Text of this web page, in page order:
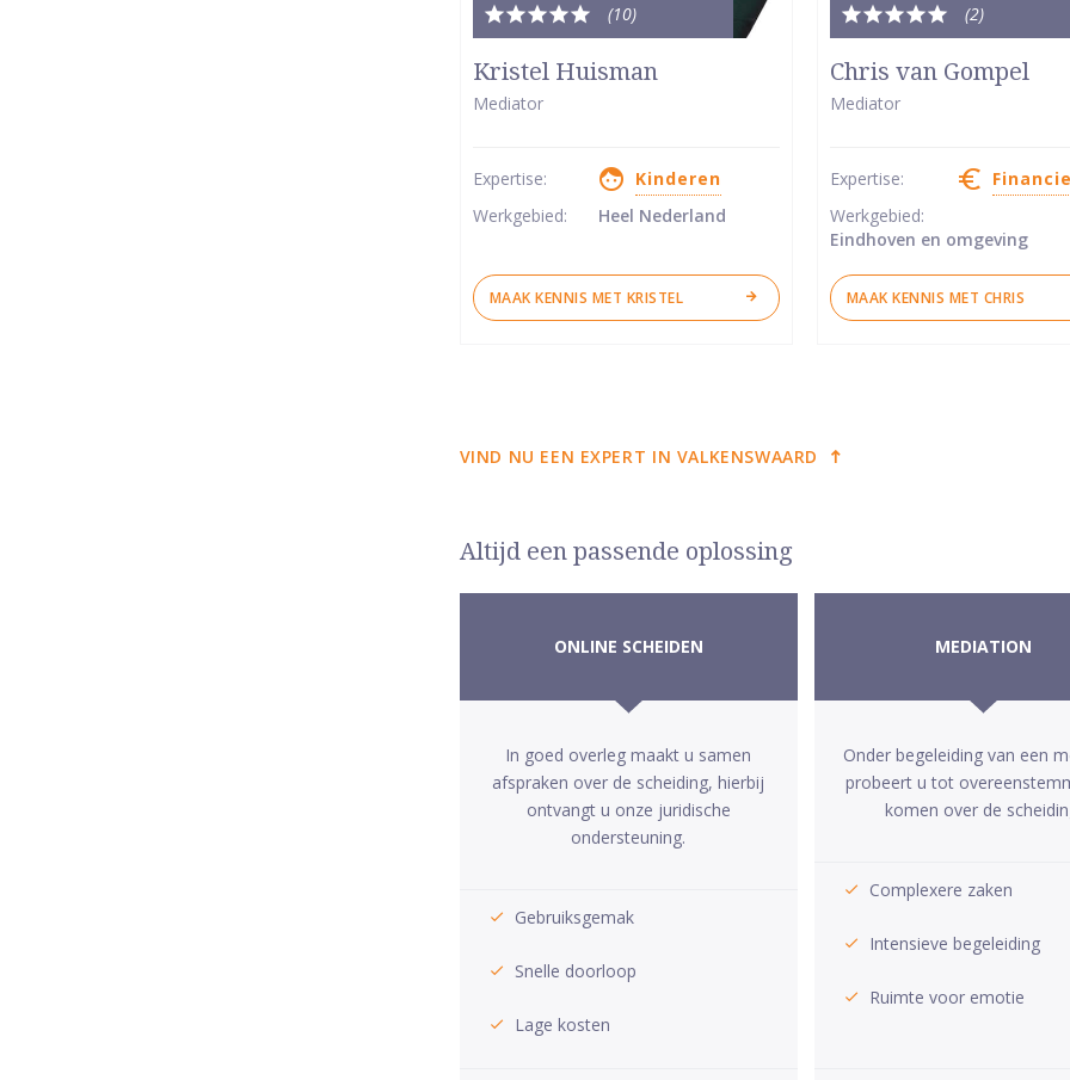
(10)
Totale
waardering:
5
sterren
Kristel Huisman
Mediator
Expertise:
Kinderen
Werkgebied:
Heel Nederland
MAAK KENNIS MET KRISTEL
(2)
Totale
waardering:
5
sterren
Chris van Gompel
Mediator
Expertise:
Werkgebied:
Eindhoven en omgeving
MAAK KENNIS MET CHRIS
VIND NU EEN EXPERT IN VALKENSWAARD
Altijd een passende oplossing
ONLINE SCHEIDEN
In goed overleg maakt u samen
afspraken over de scheiding, hierbij
ontvangt u onze juridische
ondersteuning.
Gebruiksgemak
Snelle doorloop
Lage kosten
MEDIATION
Onder begeleiding van een
probeert u tot
komen over de
Complexere zaken
Intensieve begeleiding
Ruimte voor emotie